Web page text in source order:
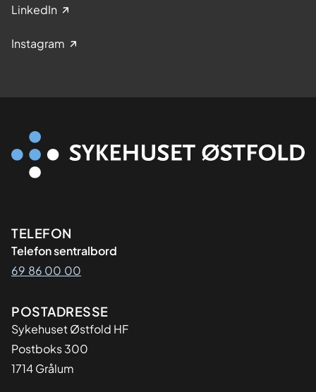
LinkedIn
Instagram
Kontaktinformasjon
TELEFON
Telefon sentralbord
69 86 00 00
Adresse
POSTADRESSE
Sykehuset Østfold HF
Postboks 300
1714 Grålum